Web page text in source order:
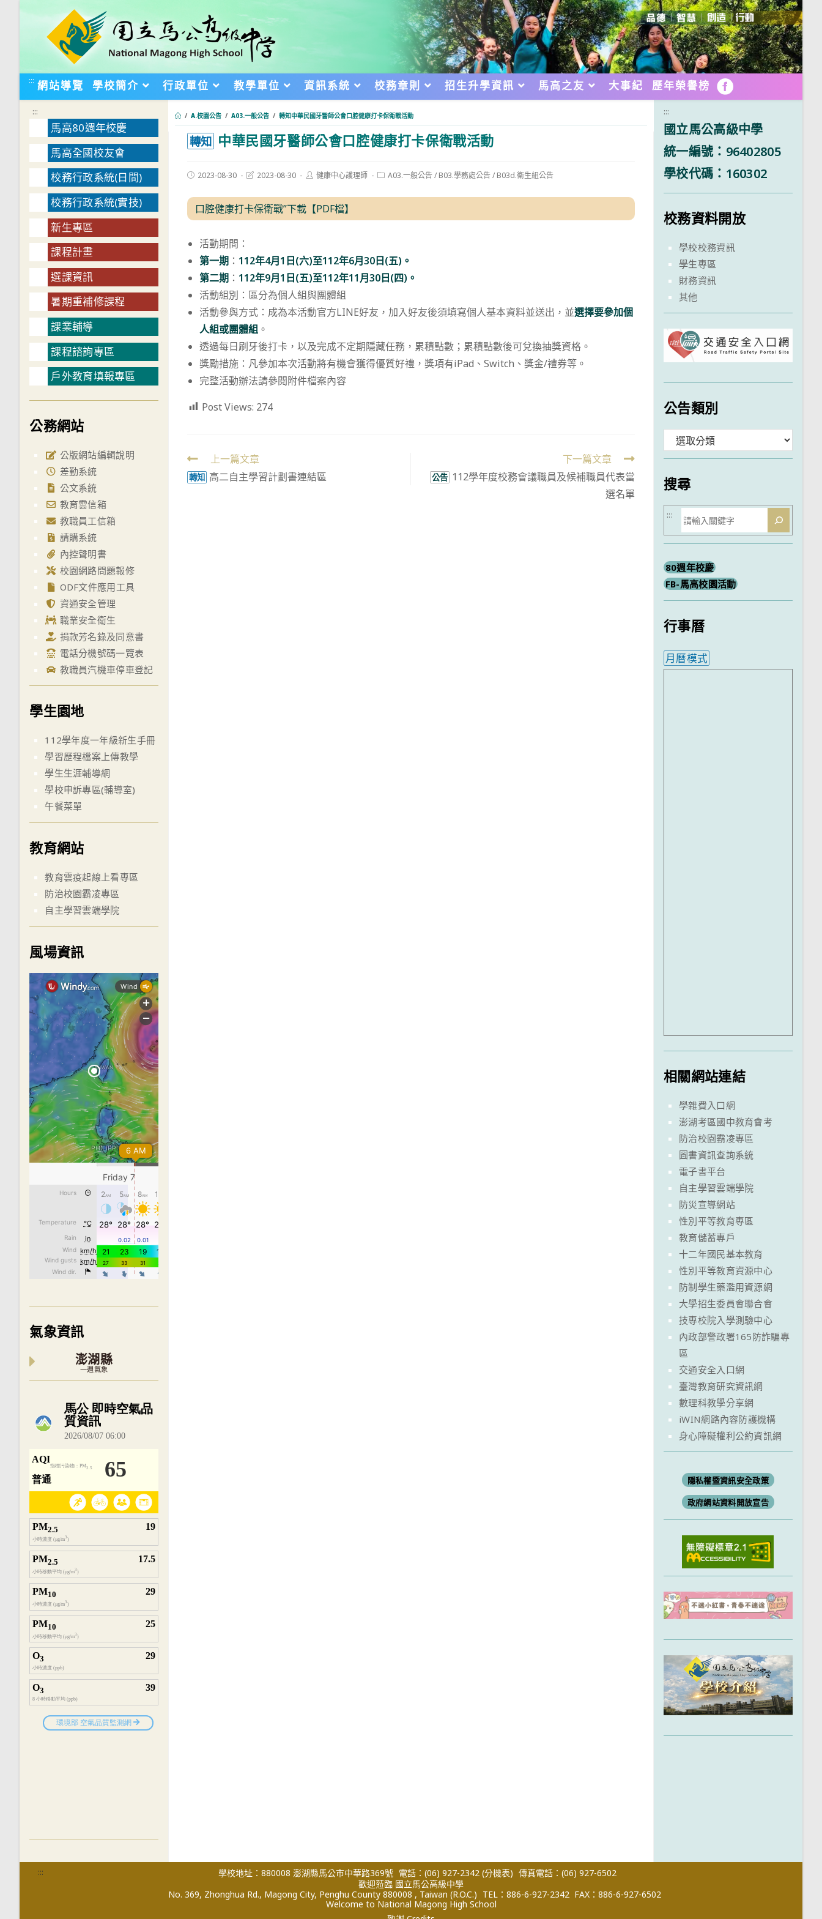
::: 網站導覽 學校簡介 行政單位 教學單位 資訊系統 校務章則 招生升學資訊 馬高之友 大事紀 歷年榮譽榜 FB
/ A.校園公告 / A03.一般公告 / 轉知中華民國牙醫師公會口腔健康打卡保衛戰活動
轉知 中華民國牙醫師公會口腔健康打卡保衛戰活動
Post2023-08-30
Post2023-08-30
Post健康中心護理師
PostA03.一般公告/ B03.學務處公告/ B03d.衛生組公告
口腔健康打卡保衛戰”下載【PDF檔】
活動期間：
第一期 ： 112年4月1日(六)至112年6月30日(五)。
第二期 ： 112年9月1日(五)至112年11月30日(四)。
活動組別：區分為個人組與團體組
活動參與方式：成為本活動官方LINE好友，加入好友後須填寫個人基本資料並送出，並選擇要參加個
人組或團體組 。
透過每日刷牙後打卡，以及完成不定期隱藏任務，累積點數；累積點數後可兌換抽獎資格。
獎勵措施：凡參加本次活動將有機會獲得優質好禮，獎項有iPad、Switch、獎金/禮券等。
完整活動辦法請參閱附件檔案內容
Post Views: 274
Read
more
上一篇文章
轉知 高二自主學習計劃書連結區
下一篇文章
公告 112學年度校務會議職員及候補職員代表當
選名單
:::
馬高80週年校慶
馬高全國校友會
校務行政系統(日間)
校務行政系統(實技)
新生專區
課程計畫
選課資訊
暑期重補修課程
課業輔導
課程諮詢專區
戶外教育填報專區
公務網站
公版網站編輯說明
差勤系統
公文系統
教育雲信箱
教職員工信箱
請購系統
內控聲明書
校園網路問題報修
ODF文件應用工具
資通安全管理
職業安全衛生
捐款芳名錄及同意書
電話分機號碼一覽表
教職員汽機車停車登記
學生園地
112學年度一年級新生手冊
學習歷程檔案上傳教學
學生生涯輔導網
學校申訴專區(輔導室)
午餐菜單
教育網站
教育雲疫起線上看專區
防治校園霸凌專區
自主學習雲端學院
風場資訊
氣象資訊
澎湖縣
一週氣象
內嵌空氣品質小工具為視覺預覽，完整即時空氣品質資料請開啟
:::
國立馬公高級中學
統一編號：96402805
學校代碼：160302
校務資料開放
學校校務資訊
學生專區
財務資訊
其他
公告類別
類
搜尋
搜
尋
:::
80週年校慶
FB-馬高校園活動
行事曆
月曆模式
相關網站連結
學雜費入口網
澎湖考區國中教育會考
防治校園霸凌專區
圖書資訊查詢系統
電子書平台
自主學習雲端學院
防災宣導網站
性別平等教育專區
教育儲蓄專戶
十二年國民基本教育
性別平等教育資源中心
防制學生藥濫用資源網
大學招生委員會聯合會
技專校院入學測驗中心
內政部警政署165防詐騙專
區
交通安全入口網
臺灣教育研究資訊網
數理科教學分享網
iWIN網路內容防護機構
身心障礙權利公約資訊網
隱私權暨資訊安全政策
政府網站資料開放宣告
::: 學校地址：880008 澎湖縣馬公市中華路369號 電話：(06) 927-2342 (分機表) 傳真電話：(06) 927-6502
歡迎蒞臨 國立馬公高級中學
No. 369, Zhonghua Rd., Magong City, Penghu County 880008 , Taiwan (R.O.C.) TEL：886-6-927-2342 FAX：886-6-927-6502
Welcome to National Magong High School